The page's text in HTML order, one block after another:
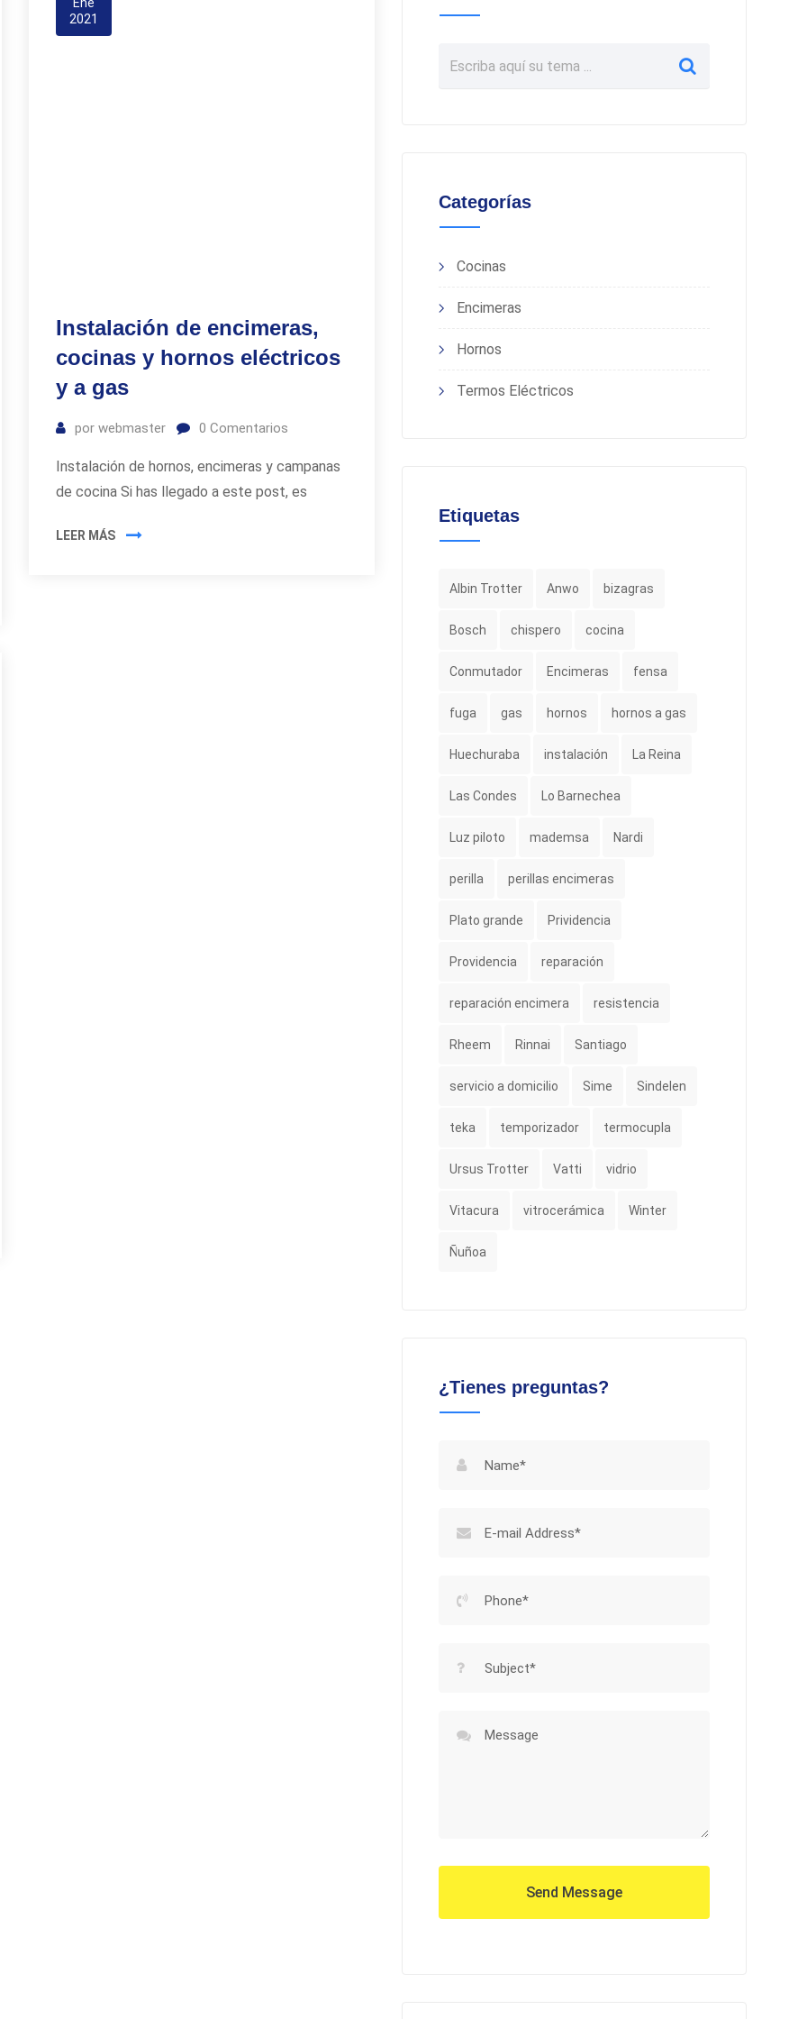
2021
Instalación de encimeras,
cocinas y hornos eléctricos
y a gas
porwebmaster 0 Comentarios
Instalación de hornos, encimeras y campanas
de cocina Si has llegado a este post, es
LEER MÁS
Categorías
Cocinas
Encimeras
Hornos
Termos Eléctricos
Etiquetas
Albin Trotter Anwo bizagras
Bosch chispero cocina
Conmutador Encimeras fensa
fuga gas hornos hornos a gas
Huechuraba instalación La Reina
Las Condes Lo Barnechea
Luz piloto mademsa Nardi
perilla perillas encimeras
Plato grande Prividencia
Providencia reparación
reparación encimera resistencia
Rheem Rinnai Santiago
servicio a domicilio Sime Sindelen
teka temporizador termocupla
Ursus Trotter Vatti vidrio
Vitacura vitrocerámica Winter
Ñuñoa
¿Tienes preguntas?